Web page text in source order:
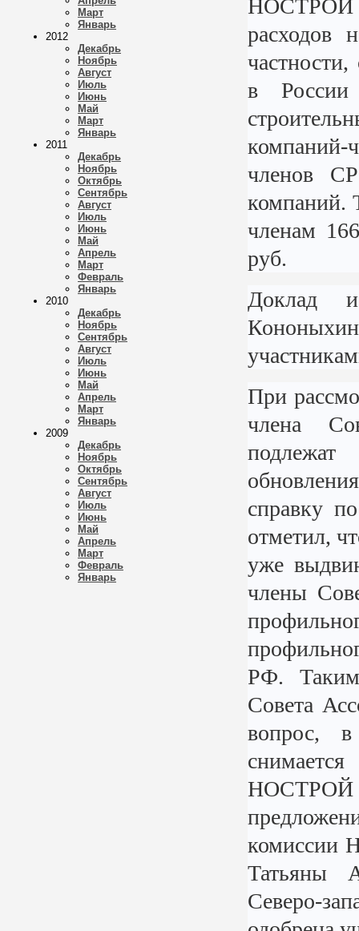
Март
Январь
2012
Декабрь
Ноябрь
Август
Июль
Июнь
Май
Март
Январь
2011
Декабрь
Ноябрь
Октябрь
Сентябрь
Август
Июль
Июнь
Май
Апрель
Март
Февраль
Январь
2010
Декабрь
Ноябрь
Сентябрь
Август
Июль
Июнь
Май
Апрель
Март
Январь
2009
Декабрь
Ноябрь
Октябрь
Сентябрь
Август
Июль
Июнь
Май
Апрель
Март
Февраль
Январь
НОСТРОЙ
в России
компаний-
членов
компаний.
членам
руб.
Доклад и
При
члена
справку
отметил,
уже
члены
РФ. Таким
Совета
вопрос, в
НОСТРОЙ
комиссии
Татьяны
Северо-